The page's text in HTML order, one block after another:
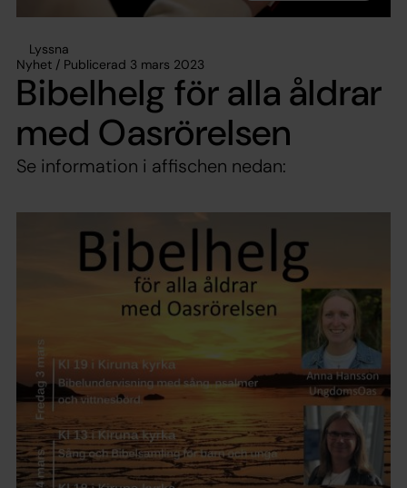
Lyssna
Nyhet / Publicerad 3 mars 2023
Bibelhelg för alla åldrar
med Oasrörelsen
Se information i affischen nedan: